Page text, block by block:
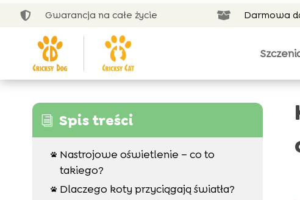
 Gwarancja na całe życie  Darmowa
i Spis treści

Nastrojowe oświetlenie – co to
takiego?
 Dlaczego koty przyciągają światła?